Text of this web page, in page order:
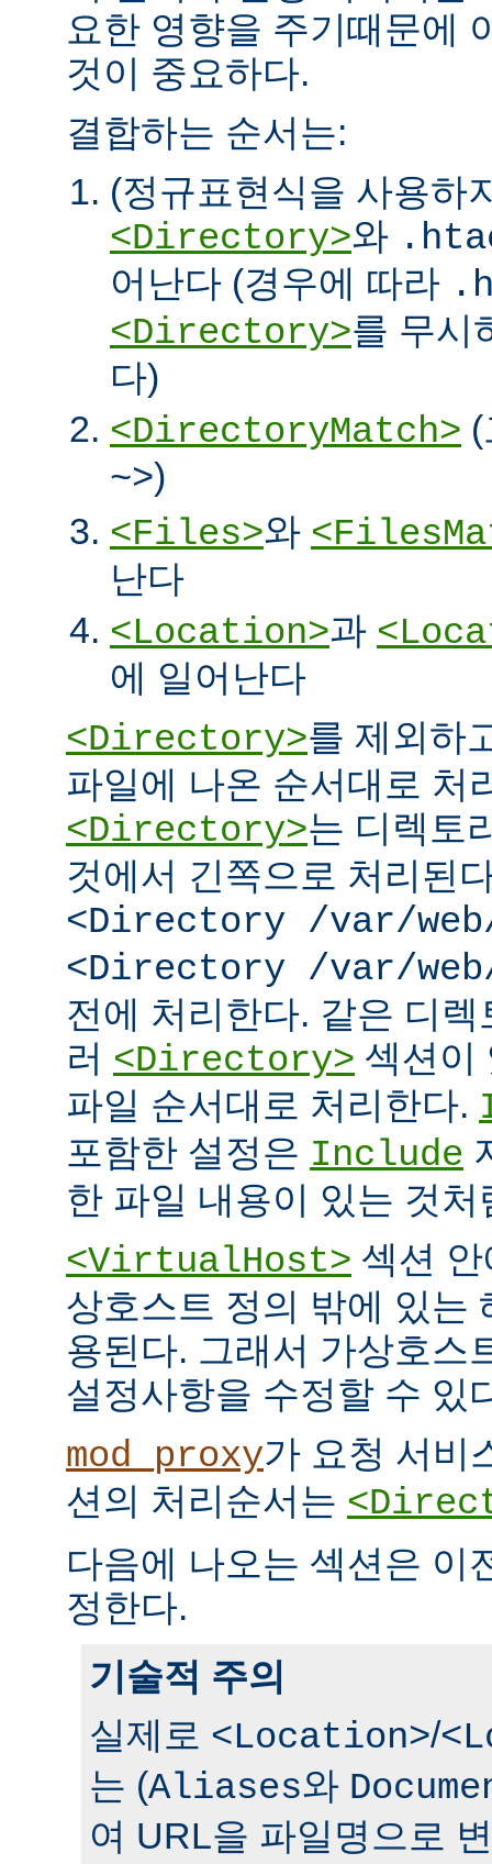
요한 영향을 주기때문에
것이 중요하다.
결합하는 순서는:
(정규표현식을 사용하
<Directory>와
어난다 (경우에 따라
<Directory>를 무시
다)
<DirectoryMatch>
~>)
<Files>와
난다
<Location>과
에 일어난다
<Directory>를 제외하
파일에 나온 순서대로 처
<Directory>는 디렉토
것에서 긴쪽으로 처리된
<Directory /var/
<Directory /var/
전에 처리한다. 같은 디
러 <Directory> 섹션이
파일 순서대로 처리한다.
포함한 설정은 Include
한 파일 내용이 있는 것처
<VirtualHost> 섹션
상호스트 정의 밖에 있는
용된다. 그래서 가상호스
설정사항을 수정할 수 있
mod_proxy가 요청 서비
션의 처리순서는
다음에 나오는 섹션은 이
정한다.
기술적 주의
실제로 <Location>/
는 (Aliases와
여 URL을 파일명으로